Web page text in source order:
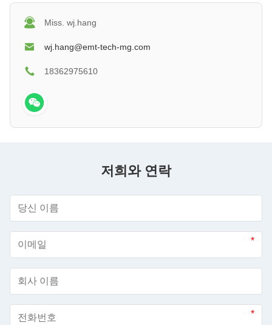
Miss. wj.hang
wj.hang@emt-tech-mg.com
18362975610
저희와 연락